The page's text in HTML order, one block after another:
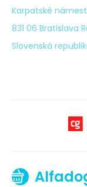
Karpatské
831 06 Bratislava
Slovenská